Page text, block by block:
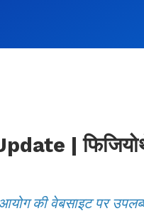
|
की वेबसाइट पर